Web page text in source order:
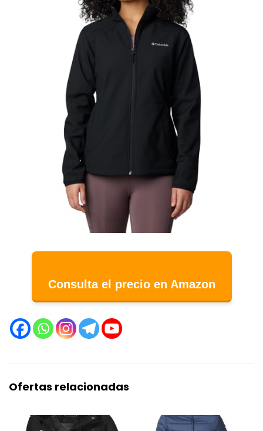
Consulta el precio en Amazon
Ofertas relacionadas